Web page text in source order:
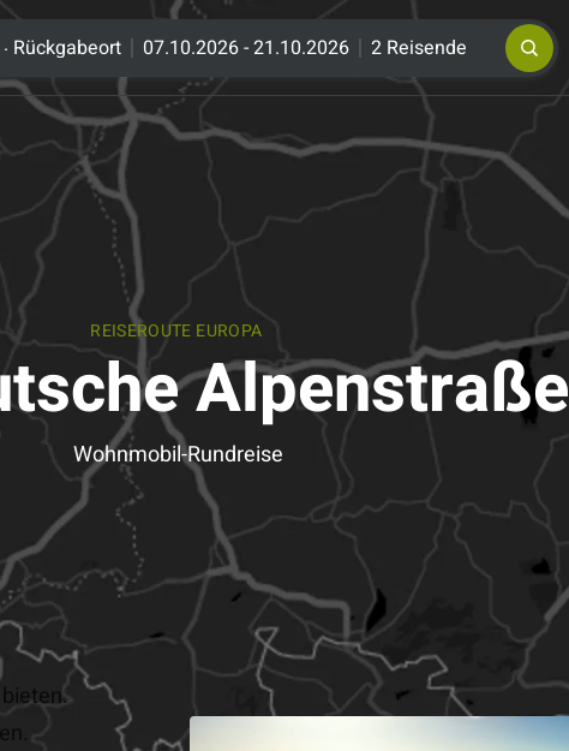
. Rückgabeort 07.10.2026 - 21.10.2026 2 Reisende
REISEROUTE EUROPA
Alpenstraße
Wohnmobil-Rundreise